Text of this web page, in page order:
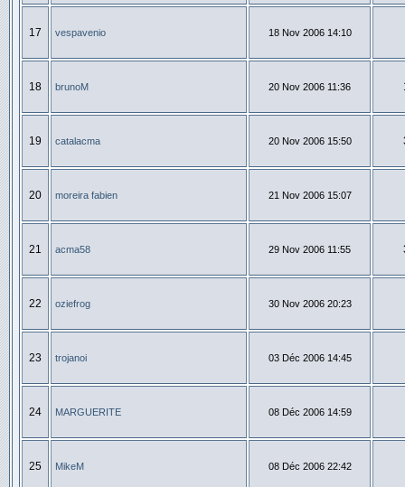
17 vespavenio 18 Nov 2006 14:10
18 brunoM 20 Nov 2006 11:36
19 catalacma 20 Nov 2006 15:50
20 moreira fabien 21 Nov 2006 15:07
21 acma58 29 Nov 2006 11:55
22 oziefrog 30 Nov 2006 20:23
23 trojanoi 03 Déc 2006 14:45
24 MARGUERITE 08 Déc 2006 14:59
25 MikeM 08 Déc 2006 22:42